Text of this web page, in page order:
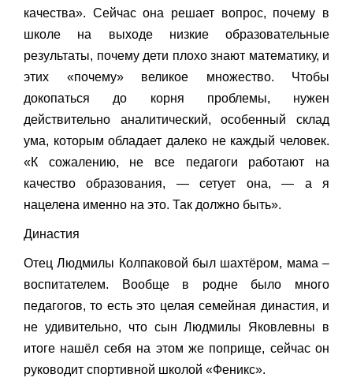
качества». Сейчас она решает вопрос, почему в
школе на выходе низкие образовательные
результаты, почему дети плохо знают математику, и
этих «почему» великое множество. Чтобы
докопаться до корня проблемы, нужен
действительно аналитический, особенный склад
ума, которым обладает далеко не каждый человек.
«К сожалению, не все педагоги работают на
качество образования, — сетует она, — а я
нацелена именно на это. Так должно быть».
Династия
Отец Людмилы Колпаковой был шахтёром, мама –
воспитателем. Вообще в родне было много
педагогов, то есть это целая семейная династия, и
не удивительно, что сын Людмилы Яковлевны в
итоге нашёл себя на этом же поприще, сейчас он
руководит спортивной школой «Феникс».